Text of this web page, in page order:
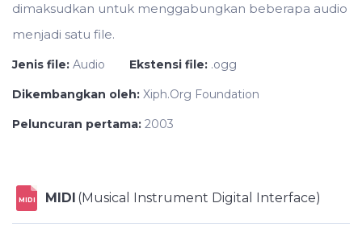
dimaksudkan untuk menggabungkan beberapa audio
menjadi satu file.
Jenis file: Audio Ekstensi file: .ogg
Dikembangkan oleh: Xiph.Org Foundation
Peluncuran pertama: 2003
MIDI MIDI (Musical Instrument Digital Interface)